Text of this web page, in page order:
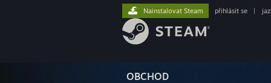
OBCHOD
Nainstalovat Steam přihlásit se